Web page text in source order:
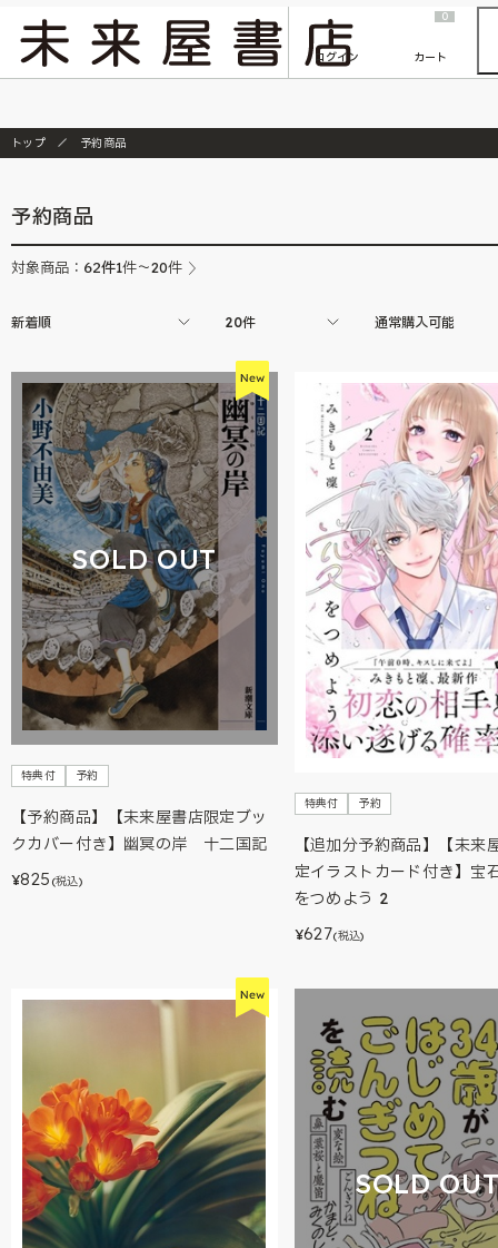
『ONE PIECE magazine 021 ONE PIECEカード付き同梱版』発売延期のご案内
ログイン
0
カート
トップ 予約商品
予約商品
対象商品： 62件1件～20件
新着順 20件 通常購入可能
SOLD OUT
特典付 予約
【予約商品】【未来屋書店限定ブッ
クカバー付き】幽冥の岸 十二国記
¥825 (税込)
特典付 予約
【追加分予約商品】【未来
定イラストカード付き】宝
をつめよう 2
¥627(税込)
SOLD